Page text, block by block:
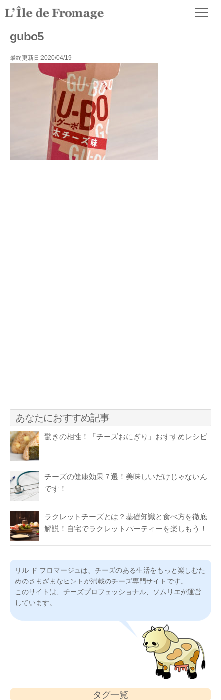
gubo5
最終更新日:2020/04/19
あなたにおすすめ記事
驚きの相性！「チーズおにぎり」おすすめレシピ
チーズの健康効果７選！美味しいだけじゃないん
です！
ラクレットチーズとは？基礎知識と食べ方を徹底
解説！自宅でラクレットパーティーを楽しもう！
リル ド フロマージュは、チーズのある生活をもっと楽しむた
めのさまざまなヒントが満載のチーズ専門サイトです。
このサイトは、チーズプロフェッショナル、ソムリエが運営
しています。
タグ一覧